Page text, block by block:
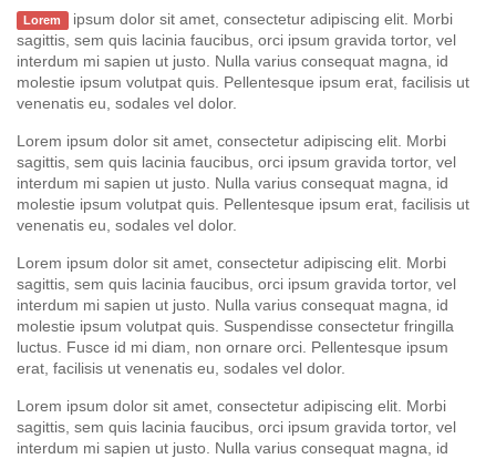
Lorem
ipsum dolor sit amet, consectetur adipiscing elit. Morbi
sagittis, sem quis lacinia faucibus, orci ipsum gravida tortor, vel
interdum mi sapien ut justo. Nulla varius consequat magna, id
molestie ipsum volutpat quis. Pellentesque ipsum erat, facilisis ut
venenatis eu, sodales vel dolor.
Lorem ipsum dolor sit amet, consectetur adipiscing elit. Morbi
sagittis, sem quis lacinia faucibus, orci ipsum gravida tortor, vel
interdum mi sapien ut justo. Nulla varius consequat magna, id
molestie ipsum volutpat quis. Pellentesque ipsum erat, facilisis ut
venenatis eu, sodales vel dolor.
Lorem ipsum dolor sit amet, consectetur adipiscing elit. Morbi
sagittis, sem quis lacinia faucibus, orci ipsum gravida tortor, vel
interdum mi sapien ut justo. Nulla varius consequat magna, id
molestie ipsum volutpat quis. Suspendisse consectetur fringilla
luctus. Fusce id mi diam, non ornare orci. Pellentesque ipsum
erat, facilisis ut venenatis eu, sodales vel dolor.
Lorem ipsum dolor sit amet, consectetur adipiscing elit. Morbi
sagittis, sem quis lacinia faucibus, orci ipsum gravida tortor, vel
interdum mi sapien ut justo. Nulla varius consequat magna, id